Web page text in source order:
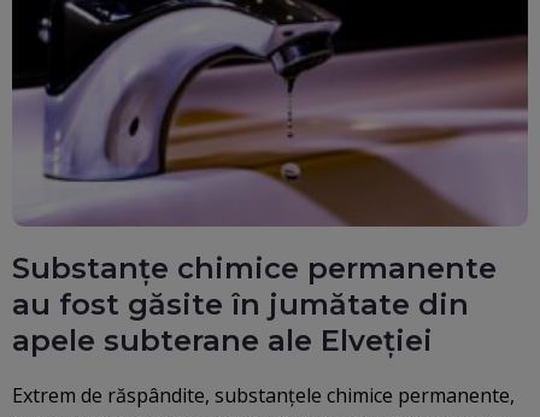
Substanțe chimice permanente
au fost găsite în jumătate din
apele subterane ale Elveției
Extrem de răspândite, substanțele chimice permanente,